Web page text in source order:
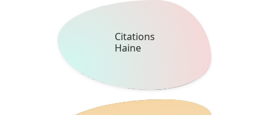
Citations
Haine